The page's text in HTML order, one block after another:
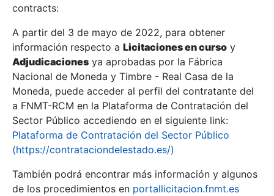
Show/Hide
Show/Hide
contracts:
A partir del 3 de mayo de 2022, para obtener
información respecto a Licitaciones en curso y
Adjudicaciones ya aprobadas por la Fábrica
Nacional de Moneda y Timbre - Real Casa de la
Moneda, puede acceder al perfil del contratante del
a FNMT-RCM en la Plataforma de Contratación del
Sector Público accediendo en el siguiente link:
Plataforma de Contratación del Sector Público
(https://contrataciondelestado.es/)
También podrá encontrar más información y algunos
de los procedimientos en portallicitacion.fnmt.es